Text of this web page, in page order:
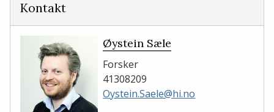
Kontakt
Øystein Sæle
Forsker
41308209
Oystein.Saele@hi.no